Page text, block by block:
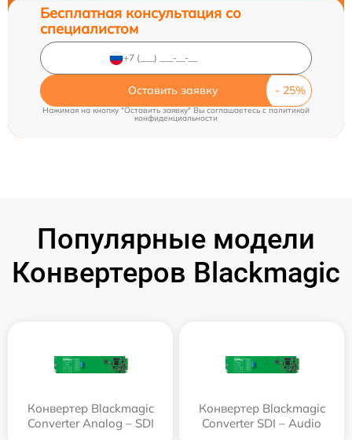
Бесплатная консультация со
специалистом
Оставить заявку
Нажимая на кнопку "Оставить заявку" Вы соглашаетесь cполитикой
конфиденциальности
Популярные модели
Конвертеров Blackmagic
Конвертер Blackmagic
Converter Analog – SDI
Конвертер Blackmagic
Converter SDI – Audio